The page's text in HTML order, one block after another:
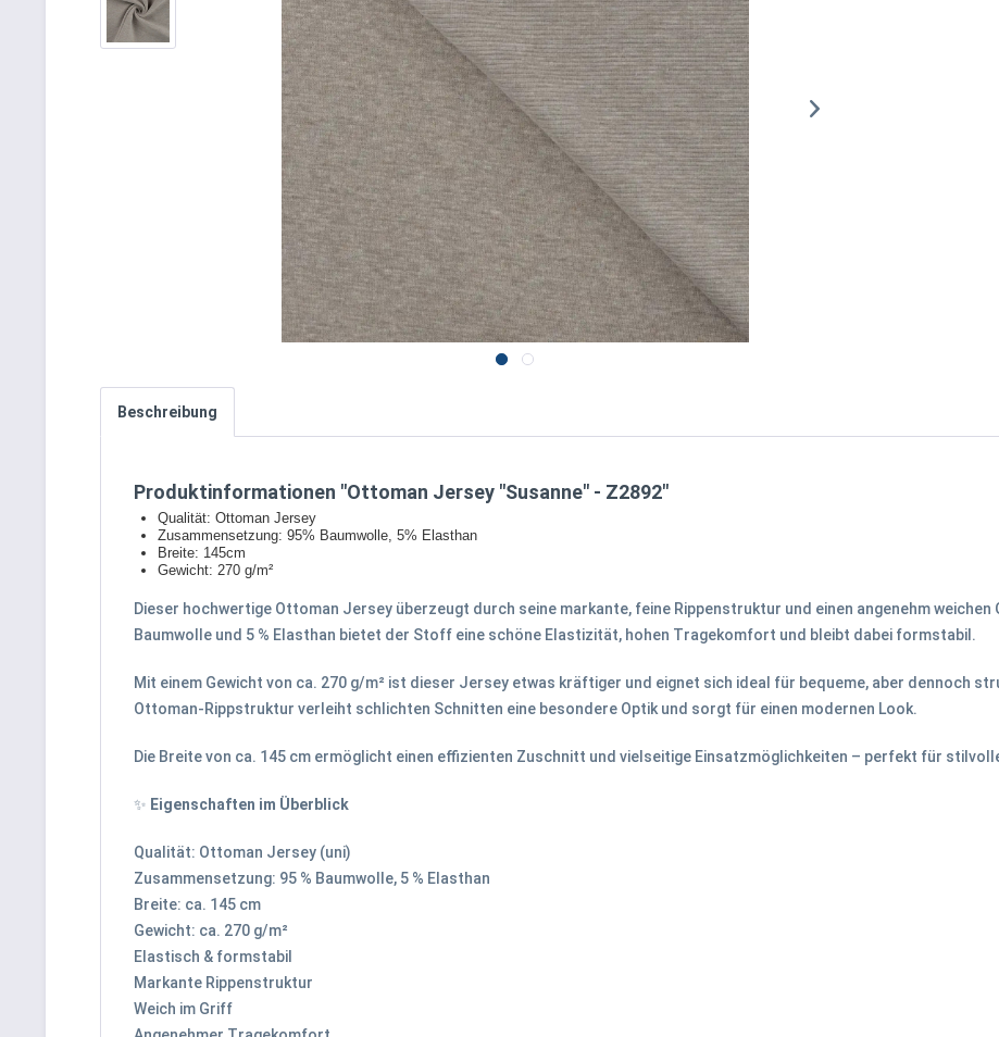
Beschreibung
Produktinformationen "Ottoman Jersey "Susanne" - Z2892"
Qualität: Ottoman Jersey
Zusammensetzung: 95% Baumwolle, 5% Elasthan
Breite: 145cm
Gewicht: 270 g/m²
Dieser hochwertige Ottoman Jersey überzeugt durch seine markante, feine Rippenstruktur und einen angenehm weichen
Baumwolle und 5 % Elasthan bietet der Stoff eine schöne Elastizität, hohen Tragekomfort und bleibt dabei formstabil.
Mit einem Gewicht von ca. 270 g/m² ist dieser Jersey etwas kräftiger und eignet sich ideal für bequeme, aber dennoch
Ottoman-Rippstruktur verleiht schlichten Schnitten eine besondere Optik und sorgt für einen modernen Look.
Die Breite von ca. 145 cm ermöglicht einen effizienten Zuschnitt und vielseitige Einsatzmöglichkeiten – perfekt für
✨ Eigenschaften im Überblick
Qualität: Ottoman Jersey (uni)
Zusammensetzung: 95 % Baumwolle, 5 % Elasthan
Breite: ca. 145 cm
Gewicht: ca. 270 g/m²
Elastisch & formstabil
Markante Rippenstruktur
Weich im Griff